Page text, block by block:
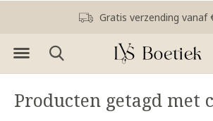
Gratis verzending vanaf
Producten getagd met